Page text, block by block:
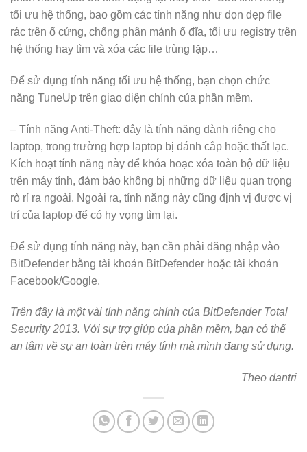
tối ưu hệ thống, bao gồm các tính năng như dọn dẹp file
rác trên ổ cứng, chống phân mảnh ổ đĩa, tối ưu registry trên
hệ thống hay tìm và xóa các file trùng lặp…
Để sử dụng tính năng tối ưu hệ thống, bạn chọn chức
năng TuneUp trên giao diện chính của phần mềm.
– Tính năng Anti-Theft: đây là tính năng dành riêng cho
laptop, trong trường hợp laptop bị đánh cắp hoặc thất lạc.
Kích hoạt tính năng này để khóa hoạc xóa toàn bộ dữ liệu
trên máy tính, đảm bảo không bị những dữ liệu quan trọng
rò rỉ ra ngoài. Ngoài ra, tính năng này cũng định vị được vị
trí của laptop để có hy vọng tìm lại.
Để sử dụng tính năng này, bạn cần phải đăng nhập vào
BitDefender bằng tài khoản BitDefender hoặc tài khoản
Facebook/Google.
Trên đây là một vài tính năng chính của BitDefender Total
Security 2013. Với sự trợ giúp của phần mềm, bạn có thể
an tâm về sự an toàn trên máy tính mà mình đang sử dụng.
Theo dantri